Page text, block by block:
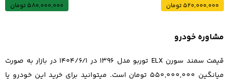
520,000,000 تومان 580,000,000 تومان
مشاوره خودرو
قیمت سمند سورن ELX توربو مدل 1396 در ۱۴۰۴/۶/۱ در بازار به صورت
میانگین 550,000,000 تومان است. میتوانید برای خرید این خودرو یا